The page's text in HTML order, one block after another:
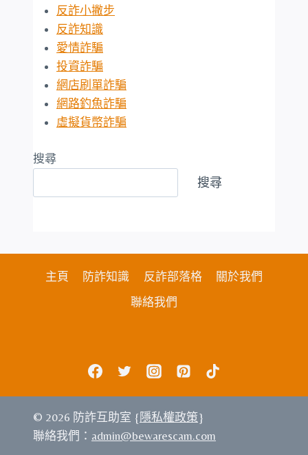
反詐小撇步
反詐知識
愛情詐騙
投資詐騙
網店刷單詐騙
網路釣魚詐騙
虛擬貨幣詐騙
搜尋
搜尋
主頁 防詐知識 反詐部落格
關於我們
聯絡我們
© 2026 防詐互助室 { 隱私權政策}
聯絡我們： admin@bewarescam.com